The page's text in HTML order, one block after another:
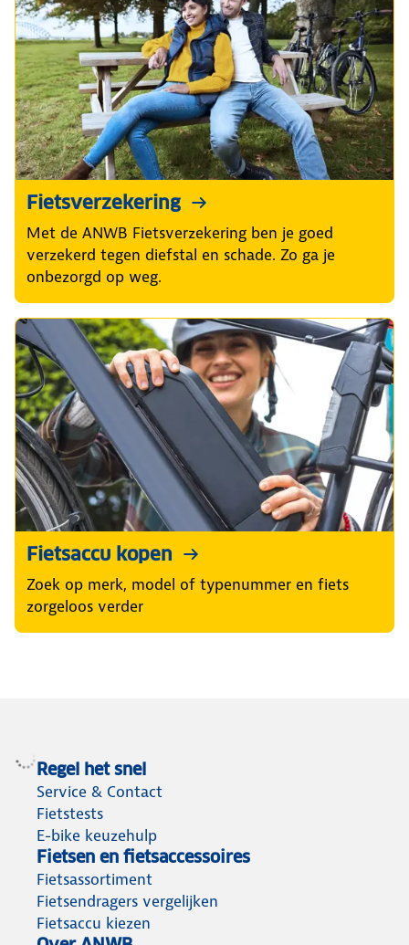
Fietsverzekering
Met de ANWB Fietsverzekering ben je goed
verzekerd tegen diefstal en schade. Zo ga je
onbezorgd op weg.
Fietsaccu kopen
Zoek op merk, model of typenummer en fiets
zorgeloos verder
Regel het snel
Service & Contact
Fietstests
E-bike keuzehulp
Fietsen en fietsaccessoires
Fietsassortiment
Fietsendragers vergelijken
Fietsaccu kiezen